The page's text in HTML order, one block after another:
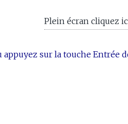
Plein écran cliquez
appuyez sur la touche Entrée